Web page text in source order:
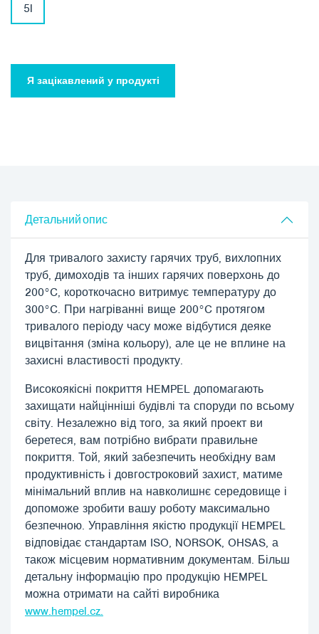
5l
Я зацікавлений у продукті
Детальний опис
Для тривалого захисту гарячих труб, вихлопних
труб, димоходів та інших гарячих поверхонь до
200°C, короткочасно витримує температуру до
300°C. При нагріванні вище 200°C протягом
тривалого періоду часу може відбутися деяке
вицвітання (зміна кольору), але це не вплине на
захисні властивості продукту.
Високоякісні покриття HEMPEL допомагають
захищати найцінніші будівлі та споруди по всьому
світу. Незалежно від того, за який проект ви
беретеся, вам потрібно вибрати правильне
покриття. Той, який забезпечить необхідну вам
продуктивність і довгостроковий захист, матиме
мінімальний вплив на навколишнє середовище і
допоможе зробити вашу роботу максимально
безпечною. Управління якістю продукції HEMPEL
відповідає стандартам ISO, NORSOK, OHSAS, а
також місцевим нормативним документам. Більш
детальну інформацію про продукцію HEMPEL
можна отримати на сайті виробника
www.hempel.cz.